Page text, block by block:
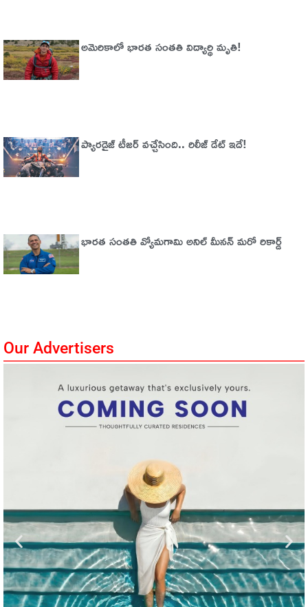
అమెరికాలో భార‌త సంత‌తి విద్యార్థి మృతి!
ప్యారడైజ్‌ టీజర్‌ వచ్చేసింది.. రిలీజ్‌ డేట్‌ ఇదే!
భారత సంతతి వ్యోమగామి అనిల్‌ మీనన్‌ మరో రికార్డ్‌
Our Advertisers